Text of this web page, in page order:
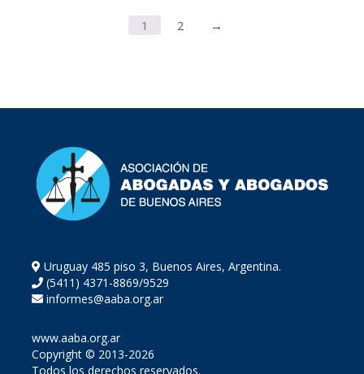
1 2 →
Uruguay 485 piso 3, Buenos Aires, Argentina.
(5411) 4371-8869/9529
informes@aaba.org.ar
www.aaba.org.ar
Copyright © 2013-2026
Todos los derechos reservados.